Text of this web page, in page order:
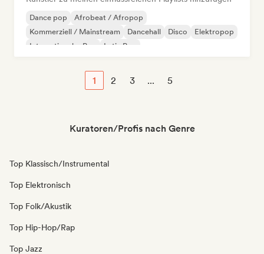
Dance pop
Afrobeat / Afropop
Kommerziell / Mainstream
Dancehall Disco
Elektropop
Internationaler Pop
Latin Pop
1 2 3 ... 5
Kuratoren/Profis nach Genre
Top Klassisch/Instrumental
Top Elektronisch
Top Folk/Akustik
Top Hip-Hop/Rap
Top Jazz